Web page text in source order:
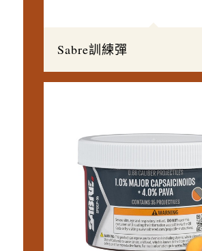
Sabre訓練彈